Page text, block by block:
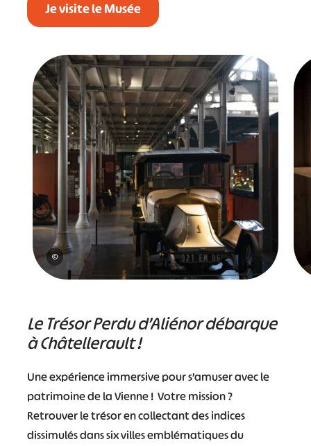
Je visite le Musée
©
Le Trésor Perdu d’Aliénor débarque
à Châtellerault !
Une expérience immersive pour s’amuser avec le
patrimoine de la Vienne ! Votre mission ?
Retrouver le trésor en collectant des indices
dissimulés dans six villes emblématiques du